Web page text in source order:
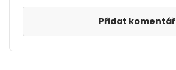
Přidat komentář